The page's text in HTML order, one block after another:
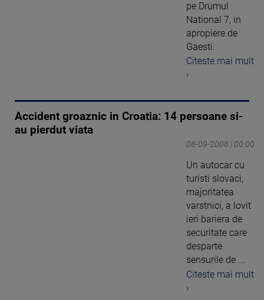
pe Drumul
National 7, in
apropiere de
Gaesti.
Citeste mai mult
›
Accident groaznic in Croatia: 14 persoane si-
au pierdut viata
08-09-2008 | 00:00
Un autocar cu
turisti slovaci,
majoritatea
varstnici, a lovit
ieri bariera de
securitate care
desparte
sensurile de ...
Citeste mai mult
›